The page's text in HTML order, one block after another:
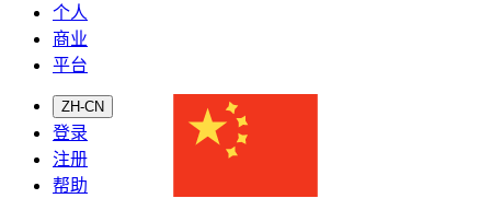
个人
商业
平台
ZH-CN
登录
注册
帮助